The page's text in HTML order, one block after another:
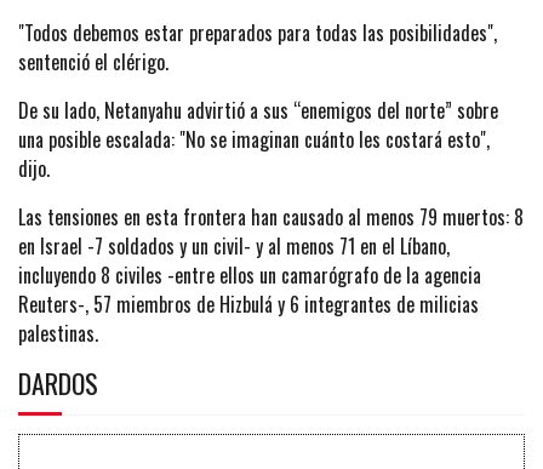
"Todos debemos estar preparados para todas las posibilidades",
sentenció el clérigo.
De su lado, Netanyahu advirtió a sus “enemigos del norte” sobre
una posible escalada: "No se imaginan cuánto les costará esto",
dijo.
Las tensiones en esta frontera han causado al menos 79 muertos: 8
en Israel -7 soldados y un civil- y al menos 71 en el Líbano,
incluyendo 8 civiles -entre ellos un camarógrafo de la agencia
Reuters-, 57 miembros de Hizbulá y 6 integrantes de milicias
palestinas.
DARDOS